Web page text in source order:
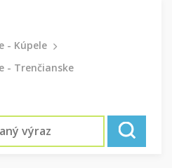
- Kúpele
- Trenčianske